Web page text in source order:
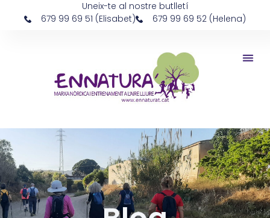
Uneix-te al nostre butlletí
679 99 69 51 (Elisabet)
679 99 69 52 (Helena)